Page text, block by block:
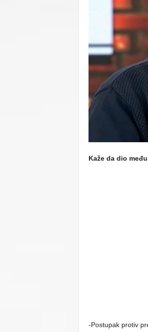
C
U
Kaže da dio
-Postupak protiv